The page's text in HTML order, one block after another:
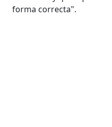
forma correcta".